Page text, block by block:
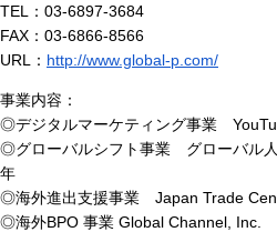
TEL：03-6897-3684
FAX：03-6866-8566
URL： http://www.global-p.com/
事業内容：
◎デジタルマーケティング事業
◎グローバルシフト事業 グローバル
年
◎海外進出支援事業 Japan Trade
◎海外BPO 事業 Global Channel, Inc.